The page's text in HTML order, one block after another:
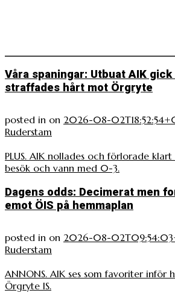
Våra spaningar: Utbuat AIK
straffades hårt mot Örgryte
posted in on 2026-08-
Ruderstam
PLUS. AIK nollades och förlorade
besök och vann med 0-3.
Dagens odds: Decimerat men
emot ÖIS på hemmaplan
posted in on 2026-08-
Ruderstam
ANNONS. AIK ses som favoriter inför
Örgryte IS.